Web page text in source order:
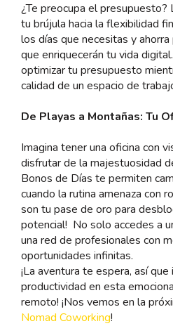
¿Te preocupa el
tu brújula hacia la flexibilidad
los días que necesitas y
que enriquecerán tu vida
optimizar tu presupuesto
calidad de un espacio de
De Playas a Montañas: Tu
Imagina tener una oficina con
disfrutar de la majestuosidad
Bonos de Días te permiten
cuando la rutina amenaza con
son tu pase de oro para
potencial! No solo accedes a
una red de profesionales con
oportunidades infinitas.
¡La aventura te espera, así
productividad en esta
remoto! ¡Nos vemos en la
Nomad Coworking!